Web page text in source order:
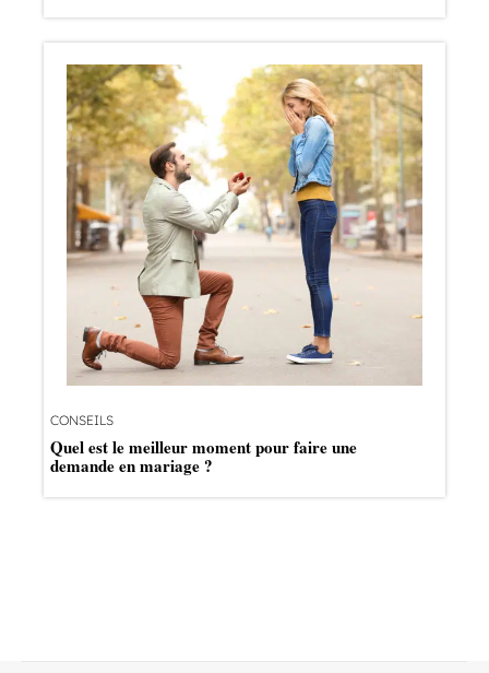
CONSEILS
Quel est le meilleur moment pour faire une
demande en mariage ?